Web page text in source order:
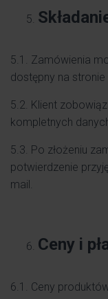
5.1. Zamówienia
dostępny na stronie
5.2. Klient
kompletnych
5.3. Po złożeniu
potwierdzenie
mail.
Ceny i
6.1. Ceny